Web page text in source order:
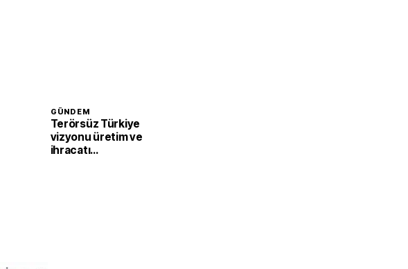
GÜNDEM
Terörsüz Türkiye
vizyonu üretim ve
ihracatı